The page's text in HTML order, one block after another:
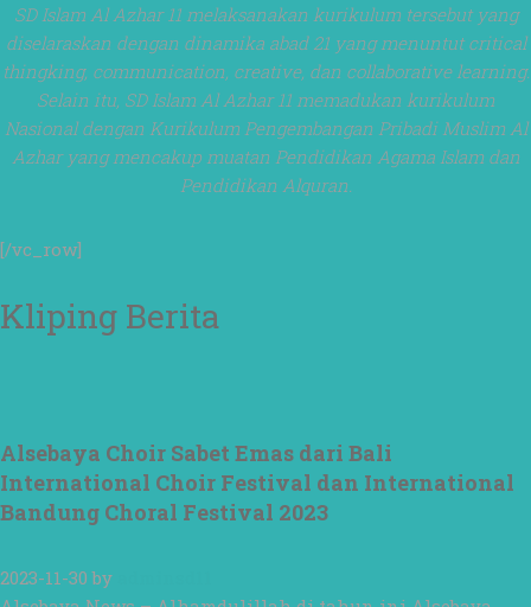
menjadi ladang
kebaikan🌱
#SDIAIAzhar11Sura
baya
#DiklatTakmir
#PemimpinMuda
#Berakhlak Mulia
#sekolahsurabaya
SD Islam Al Azhar 11 melaksanakan kurikulum tersebut yang
diselaraskan dengan dinamika abad 21 yang menuntut critical
thingking, communication, creative, dan collaborative learning.
Selain itu, SD Islam Al Azhar 11 memadukan kurikulum
Nasional dengan Kurikulum Pengembangan Pribadi Muslim Al
Azhar yang mencakup muatan Pendidikan Agama Islam dan
Pendidikan Alquran.
[/vc_row]
Kliping Berita
Alsebaya Choir Sabet Emas dari Bali
International Choir Festival dan International
Bandung Choral Festival 2023
2023-11-30by